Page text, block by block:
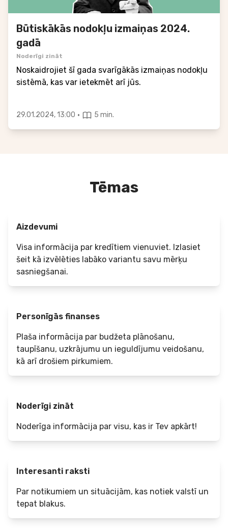
Būtiskākās nodokļu izmaiņas 2024.
gadā
Noderīgi zināt
Noskaidrojiet šī gada svarīgākās izmaiņas nodokļu
sistēmā, kas var ietekmēt arī jūs.
29.01.2024, 13:00 · 5 min.
Tēmas
Aizdevumi
Visa informācija par kredītiem vienuviet. Izlasiet
šeit kā izvēlēties labāko variantu savu mērķu
sasniegšanai.
Personīgās finanses
Plaša informācija par budžeta plānošanu,
taupīšanu, uzkrājumu un ieguldījumu veidošanu,
kā arī drošiem pirkumiem.
Noderīgi zināt
Noderīga informācija par visu, kas ir Tev apkārt!
Interesanti raksti
Par notikumiem un situācijām, kas notiek valstī un
tepat blakus.